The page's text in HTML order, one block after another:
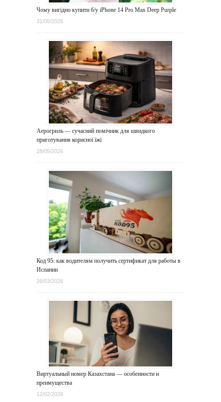
Чому вигідно купити б/у iPhone 14 Pro Max Deep Purple
31/05/2026
Аерогриль — сучасний помічник для швидкого
приготування корисної їжі
28/05/2026
Код 95: как водителям получить сертификат для работы в
Испании
26/03/2026
Виртуальный номер Казахстана — особенности и
преимущества
12/02/2026